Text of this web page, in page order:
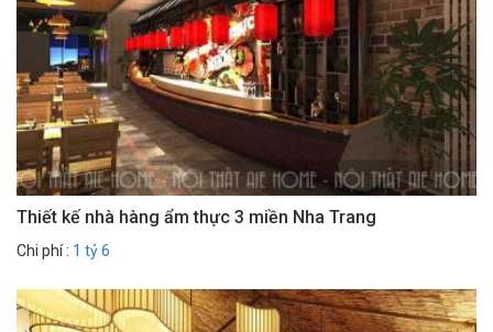
Thiết kế nhà hàng ẩm thực 3 miền Nha Trang
Chi phí : 1 tỷ 6